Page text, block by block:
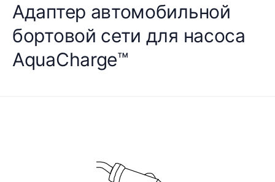
Адаптер автомобильной
бортовой сети для насоса
AquaCharge™